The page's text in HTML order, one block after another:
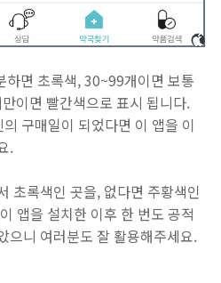
면 초록색, 30~99개이면 보통
이면 빨간색으로 표시 됩니다.
구매일이 되었다면 이 앱을 이
.
초록색인 곳을, 없다면 주황색인
앱을 설치한 이후 한 번도 공적
으니 여러분도 잘 활용해주세요.